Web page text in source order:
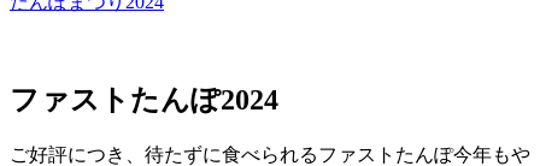
ファストたんぽ2024
ご好評につき、待たずに食べられるファストたんぽ今年もや